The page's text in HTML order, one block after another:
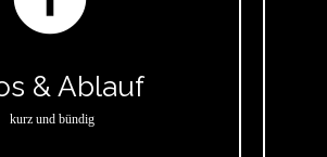
& Ablauf
kurz und bündig